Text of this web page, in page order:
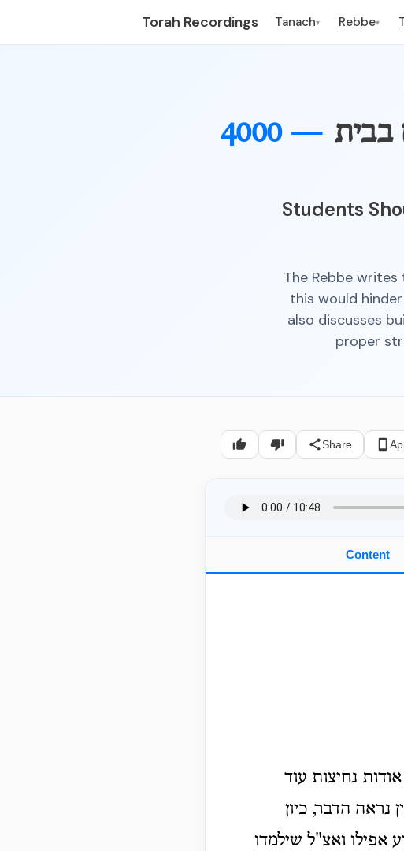
Torah Recordings Tanach▾ Rebbe▾
4000 — בבית
Students
The Rebbe
this would
also discusses
proper
Share
Content
נחיצות עוד
נראה הדבר, כיון
אפילו ואצ"ל שילמדו